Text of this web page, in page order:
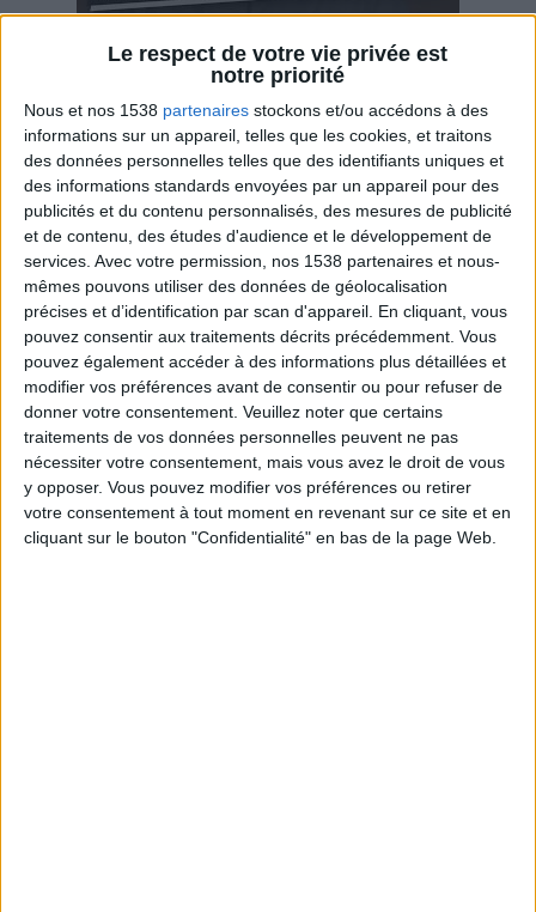
Le respect de votre vie privée est
notre priorité
Nous et nos 1538 partenaires stockons et/ou accédons à des
informations sur un appareil, telles que les cookies, et traitons
des données personnelles telles que des identifiants uniques et
des informations standards envoyées par un appareil pour des
publicités et du contenu personnalisés, des mesures de publicité
et de contenu, des études d'audience et le développement de
services. Avec votre permission, nos 1538 partenaires et nous-
mêmes pouvons utiliser des données de géolocalisation
précises et d’identification par scan d'appareil. En cliquant, vous
pouvez consentir aux traitements décrits précédemment. Vous
pouvez également accéder à des informations plus détaillées et
modifier vos préférences avant de consentir ou pour refuser de
donner votre consentement. Veuillez noter que certains
traitements de vos données personnelles peuvent ne pas
nécessiter votre consentement, mais vous avez le droit de vous
y opposer. Vous pouvez modifier vos préférences ou retirer
votre consentement à tout moment en revenant sur ce site et en
cliquant sur le bouton "Confidentialité" en bas de la page Web.
Savane, LU, Pepito, Harrys... Que valent vraiment
ces gâteaux ?
Webinaires en direct Voir tout
Peut-on remplacer la viande par des féculents ?
Consultation diététique du 05/08/2026